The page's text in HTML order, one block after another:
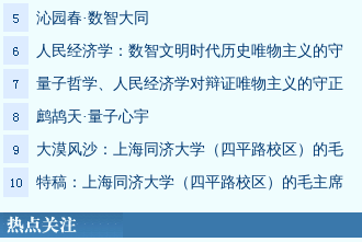
沁园春·数智大同
人民经济学：数智文明时代历史唯物主义的守
量子哲学、人民经济学对辩证唯物主义的守正
鹧鸪天·量子心宇
大漠风沙：上海同济大学（四平路校区）的毛
特稿：上海同济大学（四平路校区）的毛主席